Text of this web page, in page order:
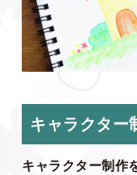
キャラクター
キャラクター制作